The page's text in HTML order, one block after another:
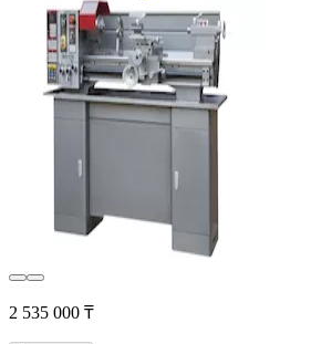
2 535 000 ₸